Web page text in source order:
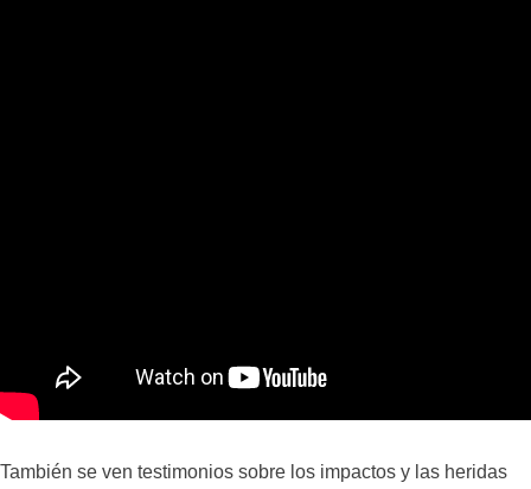
También se ven testimonios sobre los impactos y las heridas